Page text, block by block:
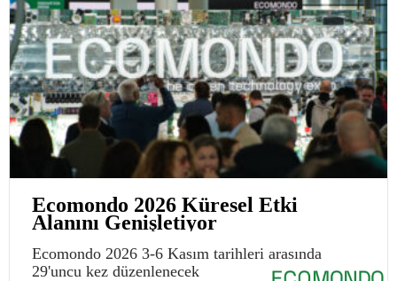
Ecomondo 2026 Küresel Etki
Alanını Genişletiyor
Ecomondo 2026 3-6 Kasım tarihleri arasında
29'uncu kez düzenlenecek